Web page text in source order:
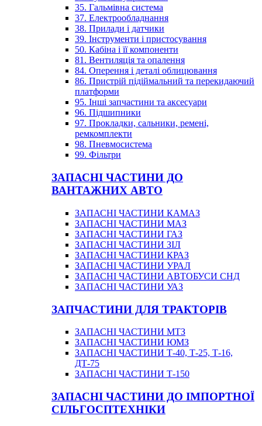
35. Гальмівна система
37. Електрообладнання
38. Прилади і датчики
39. Інструменти і пристосування
50. Кабіна і її компоненти
81. Вентиляція та опалення
84. Оперення і деталі облицювання
86. Пристрій підіймальний та перекидаючий
платформи
95. Інші запчастини та аксесуари
96. Підшипники
97. Прокладки, сальники, ремені,
ремкомплекти
98. Пневмосистема
99. Фільтри
ЗАПАСНІ ЧАСТИНИ ДО
ВАНТАЖНИХ АВТО
ЗАПАСНІ ЧАСТИНИ КАМАЗ
ЗАПАСНІ ЧАСТИНИ МАЗ
ЗАПАСНІ ЧАСТИНИ ГАЗ
ЗАПАСНІ ЧАСТИНИ ЗІЛ
ЗАПАСНІ ЧАСТИНИ КРАЗ
ЗАПАСНІ ЧАСТИНИ УРАЛ
ЗАПАСНІ ЧАСТИНИ АВТОБУСИ СНД
ЗАПАСНІ ЧАСТИНИ УАЗ
ЗАПЧАСТИНИ ДЛЯ ТРАКТОРІВ
ЗАПАСНІ ЧАСТИНИ МТЗ
ЗАПАСНІ ЧАСТИНИ ЮМЗ
ЗАПАСНІ ЧАСТИНИ Т-40, Т-25, Т-16,
ДТ-75
ЗАПАСНІ ЧАСТИНИ Т-150
ЗАПАСНІ ЧАСТИНИ ДО ІМПОРТНОЇ
СІЛЬГОСПТЕХНІКИ